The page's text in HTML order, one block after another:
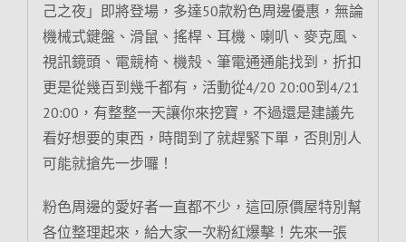
己之夜」即將登場，多達50款粉色周邊優惠，無論
機械式鍵盤、滑鼠、搖桿、耳機、喇叭、麥克風、
視訊鏡頭、電競椅、機殼、筆電通通能找到，折扣
更是從幾百到幾千都有，活動從4/20 20:00到4/21
20:00，有整整一天讓你來挖寶，不過還是建議先
看好想要的東西，時間到了就趕緊下單，否則別人
可能就搶先一步囉！
粉色周邊的愛好者一直都不少，這回原價屋特別幫
各位整理起來，給大家一次粉紅爆擊！先來一張